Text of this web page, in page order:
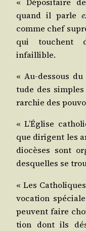
quand il parle
comme chef
qui touchent
infaillible.
« Au-des­sous
tude des
rar­chie des
« L’Église
que dirigent les
dio­cèses sont
des­quelles se
« Les
voca­tion
peuvent faire
tion dont ils